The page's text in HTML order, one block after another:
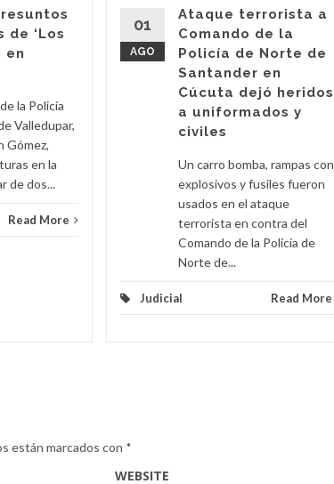
‘Los
en
la Policía
Valledupar,
Gómez,
en la
de dos...
Read More
01
AGO
Ataque terrorista a
Comando de la
Policía de Norte de
Santander en
Cúcuta dejó heridos
a uniformados y
civiles
Un carro bomba, rampas con
explosivos y fusiles fueron
usados en el ataque
terrorista en contra del
Comando de la Policía de
Norte de...
Judicial Read More
están marcados con *
WEBSITE